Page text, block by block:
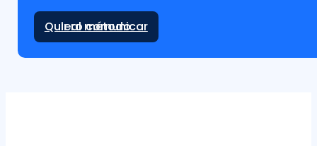
Ir al método